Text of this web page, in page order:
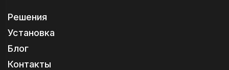
Решения
Установка
Блог
Контакты